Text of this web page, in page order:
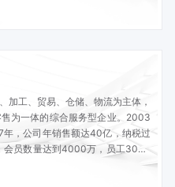
家居养护等专业的到家服务。
加工、贸易、仓储、物流为主体，
为一体的综合服务型企业。2003
，公司年销售额达40亿，纳税过
会员数量达到4000万，员工3000
。在 2015 年成为中国（杭州）跨
2017年，百草味成功入围中国品